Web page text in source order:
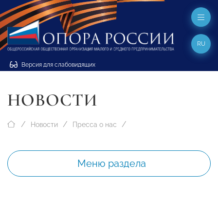
Версия для слабовидящих
RU
НОВОСТИ
Новости Пресса о нас
Меню раздела